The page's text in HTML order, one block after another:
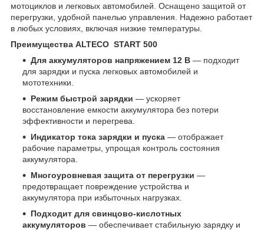
мотоциклов и легковых автомобилей. Оснащено защитой от
перегрузки, удобной панелью управления. Надежно работает
в любых условиях, включая низкие температуры.
Преимущества ALTECO START 500
Для аккумуляторов напряжением 12 В — подходит
для зарядки и пуска легковых автомобилей и
мототехники.
Режим быстрой зарядки — ускоряет
восстановление емкости аккумулятора без потери
эффективности и перегрева.
Индикатор тока зарядки и пуска — отображает
рабочие параметры, упрощая контроль состояния
аккумулятора.
Многоуровневая защита от перегрузки —
предотвращает повреждение устройства и
аккумулятора при избыточных нагрузках.
Подходит для свинцово-кислотных
аккумуляторов — обеспечивает стабильную зарядку и